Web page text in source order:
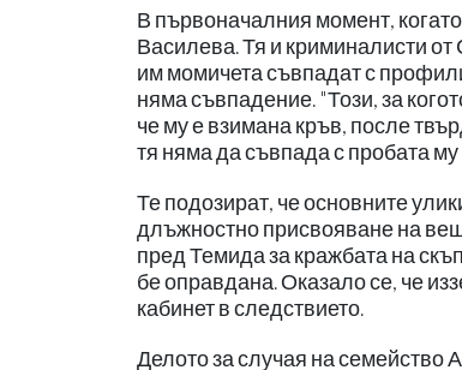
В първоначалния момент,
Василева. Тя и криминалисти
им момичета съвпадат с
няма съвпадение. "Този, за
че му е взимана кръв, после
тя няма да съвпада с пробата
Те подозират, че основните
длъжностно присвояване на
пред Темида за кражбата на
бе оправдана. Оказало се, че
кабинет в следствието.
Делото за случая на